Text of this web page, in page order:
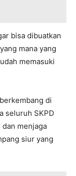
bisa dibuatkan
mana yang
memasuki
di
seluruh SKPD
menjaga
siur yang